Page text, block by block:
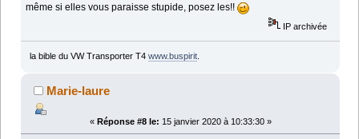
même si elles vous paraisse stupide, posez les!!
IP archivée
la bible du VW Transporter T4 www.buspirit.
Marie-laure
« Réponse #8 le: 15 janvier 2020 à 10:33:30 »